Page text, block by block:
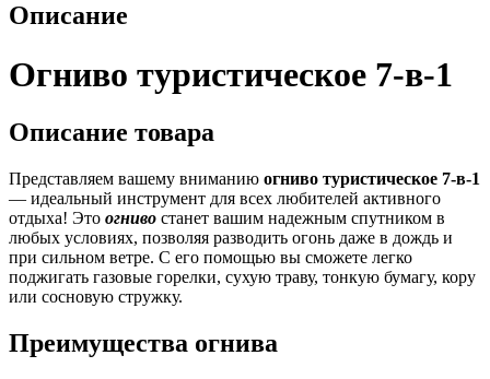
Описание
Огниво туристическое 7-в-1
Описание товара
Представляем вашему вниманию огниво туристическое 7-в-1
— идеальный инструмент для всех любителей активного
отдыха! Это огниво станет вашим надежным спутником в
любых условиях, позволяя разводить огонь даже в дождь и
при сильном ветре. С его помощью вы сможете легко
поджигать газовые горелки, сухую траву, тонкую бумагу, кору
или сосновую стружку.
Преимущества огнива